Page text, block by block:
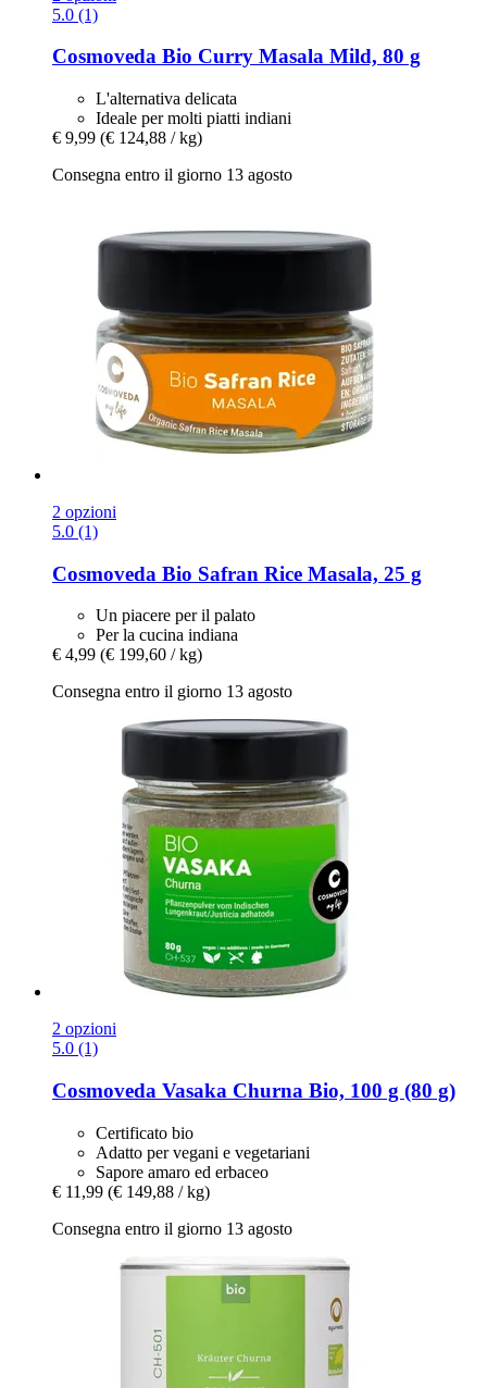
5.0 (1)
Cosmoveda Bio Curry Masala Mild, 80 g
L'alternativa delicata
Ideale per molti piatti indiani
€ 9,99 (€ 124,88 / kg)
Consegna entro il giorno 13 agosto
2 opzioni
5.0 (1)
Cosmoveda Bio Safran Rice Masala, 25 g
Un piacere per il palato
Per la cucina indiana
€ 4,99 (€ 199,60 / kg)
Consegna entro il giorno 13 agosto
2 opzioni
5.0 (1)
Cosmoveda Vasaka Churna Bio, 100 g (80 g)
Certificato bio
Adatto per vegani e vegetariani
Sapore amaro ed erbaceo
€ 11,99 (€ 149,88 / kg)
Consegna entro il giorno 13 agosto